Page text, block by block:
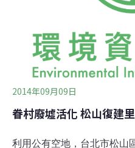
2014年09月09日
眷村廢墟活化 松山復建
利用公有空地，台北市松山